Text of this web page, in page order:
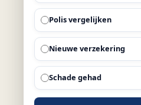
Polis vergelijken
Nieuwe verzekering
Schade gehad